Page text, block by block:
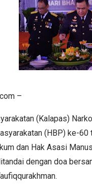
–
(Kalapas)
(HBP) ke-60
dan Hak Asasi
dengan doa